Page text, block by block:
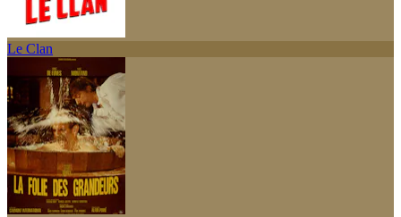
Le Clan